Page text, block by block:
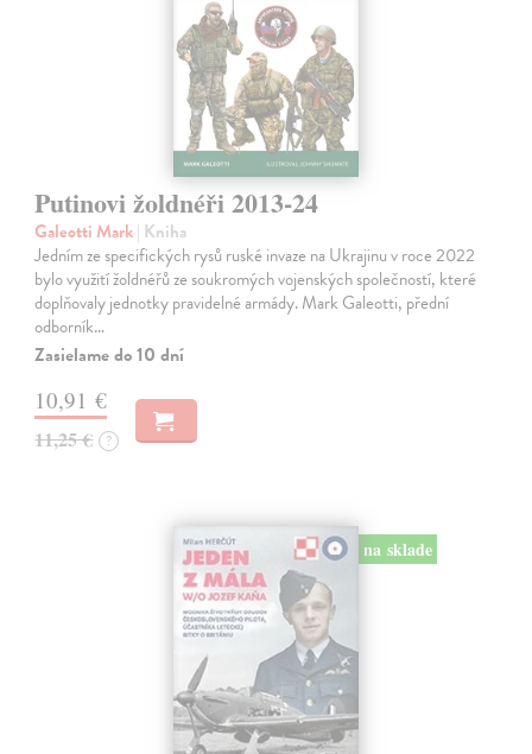
Putinovi žoldnéři 2013-24
Galeotti Mark| Kniha
Jedním ze specifických rysů ruské invaze na Ukrajinu v roce 2022
bylo využití žoldnéřů ze soukromých vojenských společností, které
doplňovaly jednotky pravidelné armády. Mark Galeotti, přední
odborník…
Zasielame do 10 dní
10,91 €
11,25 € ?
na sklade